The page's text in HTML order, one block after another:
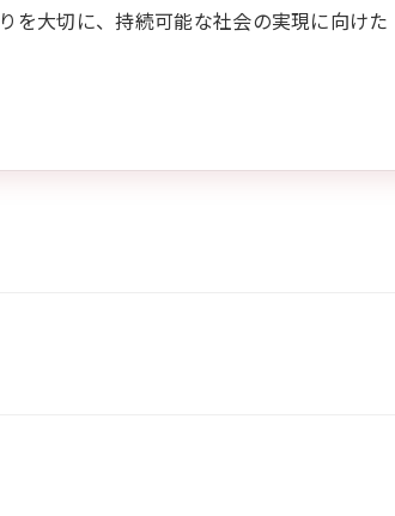
を大切に、持続可能な社会の実現に向けた